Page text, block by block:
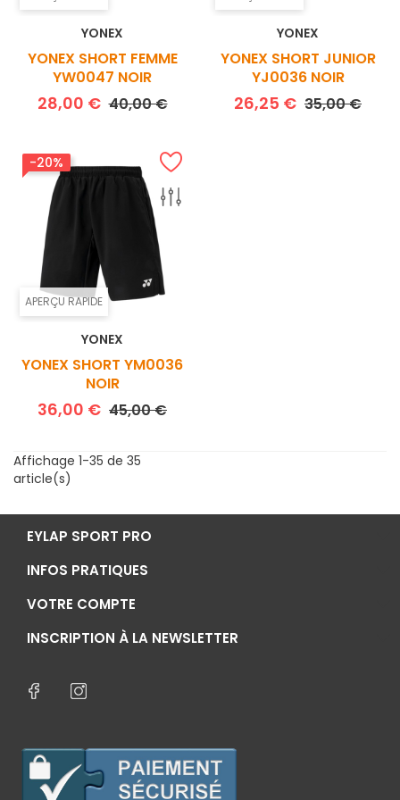
YONEX
YONEX SHORT FEMME
YW0047 NOIR
28,00 € Prix de base
40,00 €Prix
YONEX
YONEX SHORT JUNIOR
YJ0036 NOIR
26,25 € Prix de base
35,00 €Prix
APERÇU RAPIDE
-20%
YONEX
YONEX SHORT YM0036
NOIR
36,00 € Prix de base
45,00 €Prix
Affichage 1-35 de 35
article(s)
EYLAP SPORT PRO
INFOS PRATIQUES
VOTRE COMPTE
INSCRIPTION À LA NEWSLETTER